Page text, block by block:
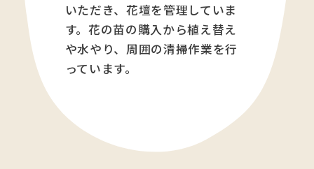
いただき、花壇を管理していま
す。花の苗の購入から植え替え
や水やり、周囲の清掃作業を行
っています。